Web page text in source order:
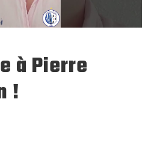
à Pierre
!